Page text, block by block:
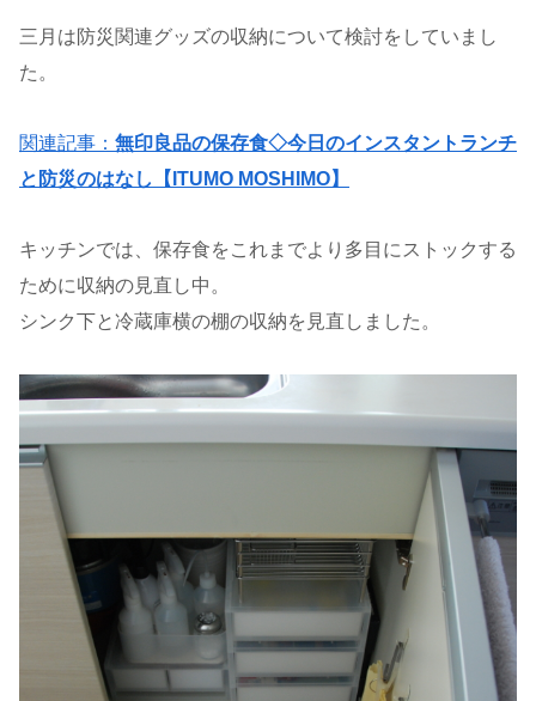
三月は防災関連グッズの収納について検討をしていまし
た。
関連記事： 無印良品の保存食◇今日のインスタントランチ
と防災のはなし【ITUMO MOSHIMO】
キッチンでは、保存食をこれまでより多目にストックする
ために収納の見直し中。
シンク下と冷蔵庫横の棚の収納を見直しました。